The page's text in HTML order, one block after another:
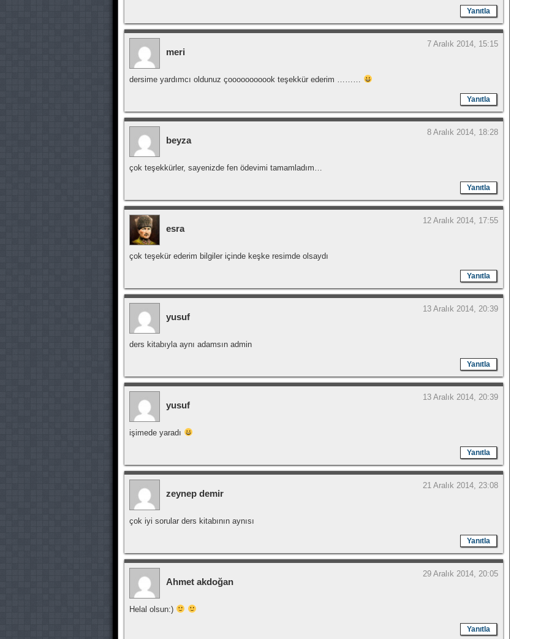
Yanıtla
meri
7 Aralık 2014, 15:15
dersime yardımcı oldunuz çooooooooook teşekkür ederim ………
Yanıtla
beyza
8 Aralık 2014, 18:28
çok teşekkürler, sayenizde fen ödevimi tamamladım…
Yanıtla
esra
12 Aralık 2014, 17:55
çok teşekür ederim bilgiler içinde keşke resimde olsaydı
Yanıtla
yusuf
13 Aralık 2014, 20:39
ders kitabıyla aynı adamsın admin
Yanıtla
yusuf
13 Aralık 2014, 20:39
işimede yaradı
Yanıtla
zeynep demir
21 Aralık 2014, 23:08
çok iyi sorular ders kitabının aynısı
Yanıtla
Ahmet akdoğan
29 Aralık 2014, 20:05
Helal olsun:)
Yanıtla